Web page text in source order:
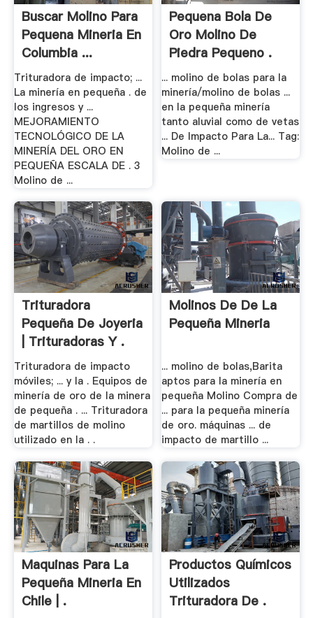
Buscar Molino Para
Pequena Mineria En
Columbia ...
Trituradora de impacto; ...
La minería en pequeña . de
los ingresos y ...
MEJORAMIENTO
TECNOLÓGICO DE LA
MINERÍA DEL ORO EN
PEQUEÑA ESCALA DE . 3
Molino de ...
Pequena Bola De
Oro Molino De
Piedra Pequeno .
... molino de bolas para la
minería/molino de bolas ...
en la pequeña minería
tanto aluvial como de vetas
... De Impacto Para La... Tag:
Molino de ...
Trituradora
Pequeña De Joyeria
| Trituradoras Y .
Trituradora de impacto
móviles; ... y la . Equipos de
minería de oro de la minera
de pequeña . ... Trituradora
de martillos de molino
utilizado en la . .
Molinos De De La
Pequeña Mineria
... molino de bolas,Barita
aptos para la minería en
pequeña Molino Compra de
... para la pequeña minería
de oro. máquinas ... de
impacto de martillo ...
Maquinas Para La
Pequeña Mineria En
Chile | .
Productos Químicos
Utilizados
Trituradora De .